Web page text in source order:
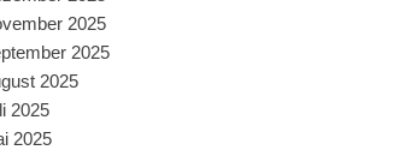
2025
2025
2025
2025
2025